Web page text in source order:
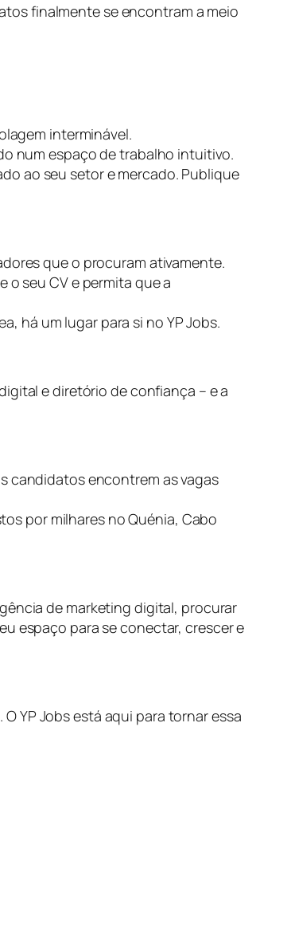
finalmente se encontram a meio
interminável.
num espaço de trabalho intuitivo.
ao seu setor e mercado. Publique
que o procuram ativamente.
o seu CV e permita que a
há um lugar para si no YP Jobs.
e diretório de confiança – e a
candidatos encontrem as vagas
por milhares no Quénia, Cabo
de marketing digital, procurar
espaço para se conectar, crescer e
YP Jobs está aqui para tornar essa